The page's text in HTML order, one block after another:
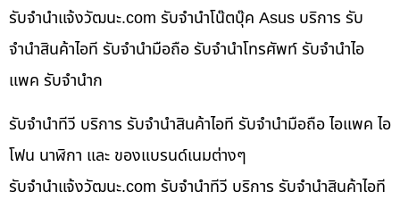
รับจํานําแจ้งวัฒนะ.com รับจำนำโน๊ตบุ๊ค Asus บริการ รับ
จำนำสินค้าไอที รับจำนำมือถือ รับจำนำโทรศัพท์ รับจำนำไอ
แพค รับจำนำก
รับจำนำทีวี บริการ รับจำนำสินค้าไอที รับจำนำมือถือ ไอแพค ไอ
โฟน นาฬิกา และ ของแบรนด์เนมต่างๆ
รับจํานําแจ้งวัฒนะ.com รับจำนำทีวี บริการ รับจำนำสินค้าไอที